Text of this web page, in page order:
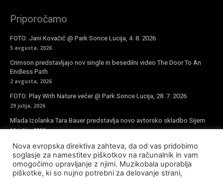
Priporočamo
FOTO: Jani Kovačič @ Park Sonce Lucija, 4. 8. 2026
5 avgusta, 2026
Crimson predstavljajo nov single in besedilni video The Door To An
Endless Path
2 avgusta, 2026
FOTO: Play With Nature večer @ Park Sonce Lucija, 28. 7. 2026
29 julija, 2026
Mlada Izolanka Tara Bauer predstavlja novo avtorsko skladbo Sijem
16 julija, 2026
Vpiši se v novičke
Nova evropska direktiva zahteva, da od vas pridobimo
soglasje za namestitev piškotkov na računalnik in vam
omogočimo upravljanje z njimi. Muzikobala uporablja
piškotke, ki so nujno potrebni za delovanje strani,